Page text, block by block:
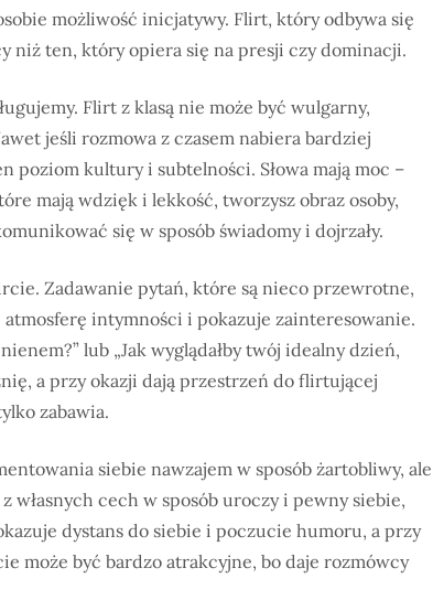
możliwość inicjatywy. Flirt, który odbywa się
niż ten, który opiera się na presji czy dominacji.
Flirt z klasą nie może być wulgarny,
jeśli rozmowa z czasem nabiera bardziej
kultury i subtelności. Słowa mają moc –
mają wdzięk i lekkość, tworzysz obraz osoby,
się w sposób świadomy i dojrzały.
Zadawanie pytań, które są nieco przewrotne,
intymności i pokazuje zainteresowanie.
lub „Jak wyglądałby twój idealny dzień,
a przy okazji dają przestrzeń do flirtującej
zabawia.
siebie nawzajem w sposób żartobliwy, ale
własnych cech w sposób uroczy i pewny siebie,
dystans do siebie i poczucie humoru, a przy
może być bardzo atrakcyjne, bo daje rozmówcy